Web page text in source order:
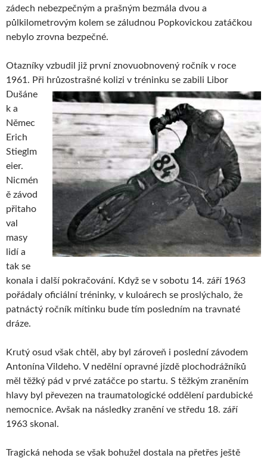
zádech nebezpečným a prašným bezmála dvou a
půlkilometrovým kolem se záludnou Popkovickou zatáčkou
nebylo zrovna bezpečné.
Otazníky vzbudil již první znovuobnovený ročník v roce
1961. Při hrůzostrašné kolizi v tréninku se zabili Libor
Dušáne
k a
Němec
Erich
Stieglm
eier.
Nicmén
ě závod
přitaho
val
masy
lidí a
tak se
konala i další pokračování. Když se v sobotu 14. září 1963
pořádaly oficiální tréninky, v kuloárech se proslýchalo, že
patnáctý ročník mítinku bude tím posledním na travnaté
dráze.
Krutý osud však chtěl, aby byl zároveň i poslední závodem
Antonína Vildeho. V nedělní opravné jízdě plochodrážníků
měl těžký pád v prvé zatáčce po startu. S těžkým zraněním
hlavy byl převezen na traumatologické oddělení pardubické
nemocnice. Avšak na následky zranění ve středu 18. září
1963 skonal.
Tragická nehoda se však bohužel dostala na přetřes ještě